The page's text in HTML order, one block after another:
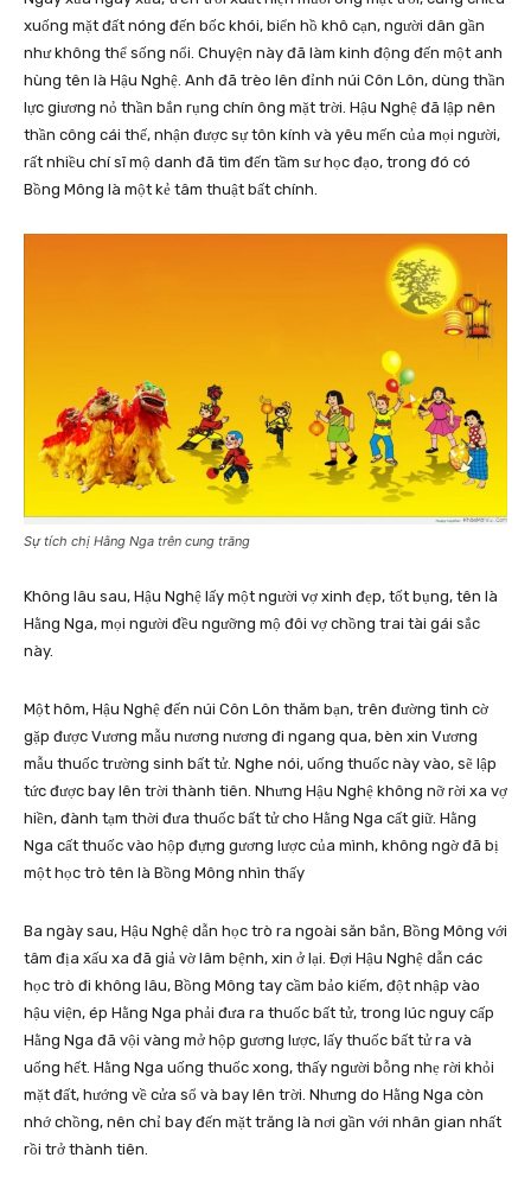
xuống mặt đất nóng đến bốc khói, biển hồ khô cạn, người dân gần
như không thể sống nổi. Chuyện này đã làm kinh động đến một anh
hùng tên là Hậu Nghệ. Anh đã trèo lên đỉnh núi Côn Lôn, dùng thần
lực giương nỏ thần bắn rụng chín ông mặt trời. Hậu Nghệ đã lập nên
thần công cái thế, nhận được sự tôn kính và yêu mến của mọi người,
rất nhiều chí sĩ mộ danh đã tìm đến tầm sư học đạo, trong đó có
Bồng Mông là một kẻ tâm thuật bất chính.
Sự tích chị Hằng Nga trên cung trăng
Không lâu sau, Hậu Nghệ lấy một người vợ xinh đẹp, tốt bụng, tên là
Hằng Nga, mọi người đều ngưỡng mộ đôi vợ chồng trai tài gái sắc
này.
Một hôm, Hậu Nghệ đến núi Côn Lôn thăm bạn, trên đường tình cờ
gặp được Vương mẫu nương nương đi ngang qua, bèn xin Vương
mẫu thuốc trường sinh bất tử. Nghe nói, uống thuốc này vào, sẽ lập
tức được bay lên trời thành tiên. Nhưng Hậu Nghệ không nỡ rời xa vợ
hiền, đành tạm thời đưa thuốc bất tử cho Hằng Nga cất giữ. Hằng
Nga cất thuốc vào hộp đựng gương lược của mình, không ngờ đã bị
một học trò tên là Bồng Mông nhìn thấy
Ba ngày sau, Hậu Nghệ dẫn học trò ra ngoài săn bắn, Bồng Mông với
tâm địa xấu xa đã giả vờ lâm bệnh, xin ở lại. Đợi Hậu Nghệ dẫn các
học trò đi không lâu, Bồng Mông tay cầm bảo kiếm, đột nhập vào
hậu viện, ép Hằng Nga phải đưa ra thuốc bất tử, trong lúc nguy cấp
Hằng Nga đã vội vàng mở hộp gương lược, lấy thuốc bất tử ra và
uống hết. Hằng Nga uống thuốc xong, thấy người bỗng nhẹ rời khỏi
mặt đất, hướng về cửa sổ và bay lên trời. Nhưng do Hằng Nga còn
nhớ chồng, nên chỉ bay đến mặt trăng là nơi gần với nhân gian nhất
rồi trở thành tiên.